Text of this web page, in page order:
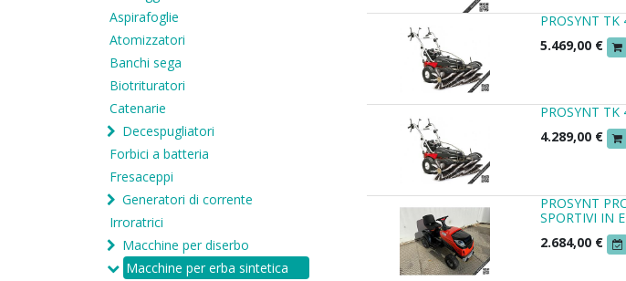
Aspirafoglie
Atomizzatori
Banchi sega
Biotrituratori
Catenarie
Decespugliatori
Forbici a batteria
Fresaceppi
Generatori di corrente
Irroratrici
Macchine per diserbo
Macchine per erba sintetica
PROSYNT TK
5.469,00 €
PROSYNT TK
4.289,00 €
PROSYNT
SPORTIVI IN
2.684,00 €